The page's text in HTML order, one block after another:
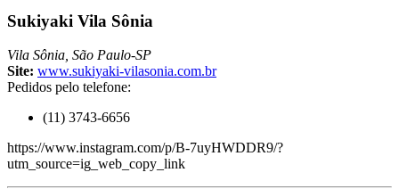
Sukiyaki Vila Sônia
Vila Sônia, São Paulo-SP
Site: www.sukiyaki-vilasonia.com.br
Pedidos pelo telefone:
(11) 3743-6656
https://www.instagram.com/p/B-7uyHWDDR9/?
utm_source=ig_web_copy_link